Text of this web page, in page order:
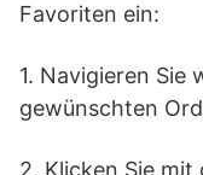
Favoriten ein:
1. Navigieren Sie
gewünschten
2. Klicken Sie